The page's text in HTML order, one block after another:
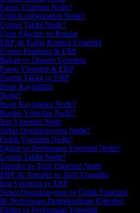
Fason Yönetimi Nedir?
Ürün Konfigüratörü Nedir?
Üretim Takibi Nedir?
Ürün Ağaçları ve Rotalar
ERP’de Kalite Kontrol Yönetimi
Üretim Planlama & ERP
Bakım ve Onarım Yönetimi
Fason Yönetimi & ERP
Üretim Takibi ve ERP
İnsan Kaynakları
Nedir?
İnsan Kaynakları Nedir?
Bordro Yönetimi Nedir?
İzin Yönetimi Nedir
Şirket Organizasyonu Nedir?
Özlük Yönetimi Nedir?
Eğitim ve Performans Yönetimi Nedir?
Üretim Takibi Nedir?
Transfer ve Terfi Yönetimi Nedir
ERP’de Transfer ve Terfi Yönetimi
İzin Yönetimi ve ERP
Şirket Organizasyonu ve Özlük Yönetimi
İK Performans Değerlendirme Kriterleri
Eğitim ve Performans Yönetimi